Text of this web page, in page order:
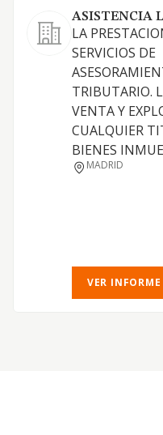
ASISTENCIA
LA
SERVICIOS DE
TRIBUTARIO.
VENTA Y
CUALQUIER
BIENES
MADRID
VER INFORME